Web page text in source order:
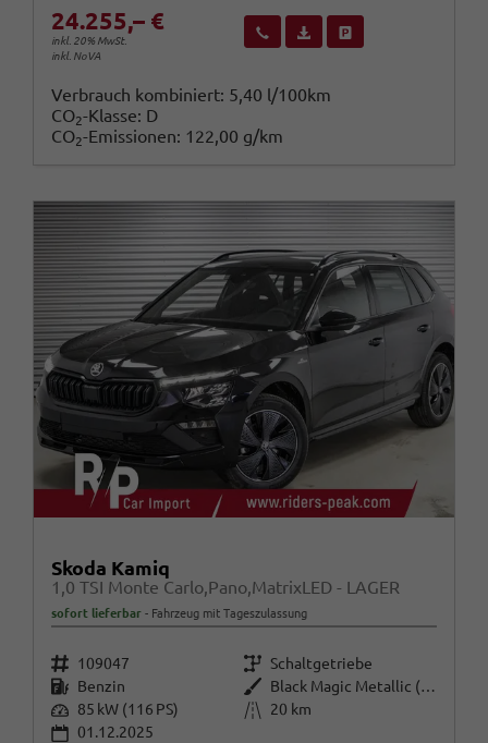
24.255,– €
inkl. 20% MwSt.
inkl. NoVA
Wir rufen Sie anFahrzeugexposé (PDF)
Verbrauch kombiniert: 5,40 l/100km
CO2-Klasse: D
CO2-Emissionen: 122,00 g/km
Skoda Kamiq
1,0 TSI Monte Carlo,Pano,MatrixLED - LAGER
sofort lieferbar Fahrzeug mit Tageszulassung
Fahrzeugnr. 109047 Getriebe Schaltgetriebe
Kraftstoff Benzin Außenfarbe
Black Magic Metallic (1Z)
Leistung 85 kW (116 PS) Kilometerstand
20 km
01.12.2025